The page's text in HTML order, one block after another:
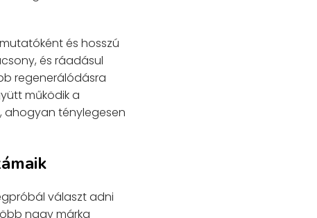
és hosszú
és ráadásul
regenerálódásra
működik a
ahogyan ténylegesen
választ adni
nagy márka